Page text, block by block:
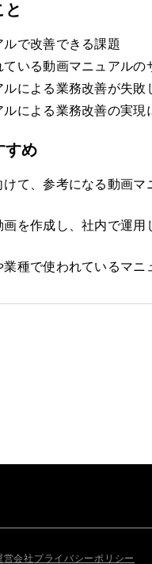
と
で改善できる課題
ている動画マニュアルの
ルによる業務改善が失敗
による業務改善の実現
すめ
て、参考になる動画マ
画を作成し、社内で運用
業種で使われているマニ
営会社 プライバシーポリシー